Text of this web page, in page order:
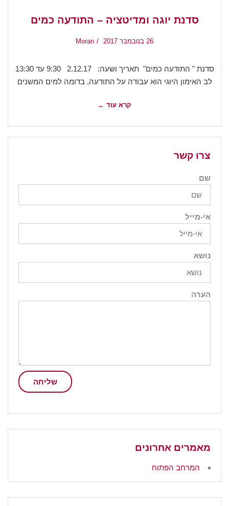
סדנת יוגה ומדיטציה – התודעה כמים
26 בנובמבר 2017 Moran
סדנת " התודעה כמים" תאריך ושעה: 2.12.17 9:30 עד 13:30
לב האימון היוגי הוא עבודה על התודעה, בדומה למים המשנים
קרא עוד ←
צרו קשר
שם
אי-מייל
נושא
הערה
שליחה
מאמרים אחרונים
המרחב הפתוח